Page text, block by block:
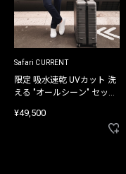
Safari CURRENT
限定 吸水速乾 UVカット 洗
える "オールシーン" セット
¥49,500